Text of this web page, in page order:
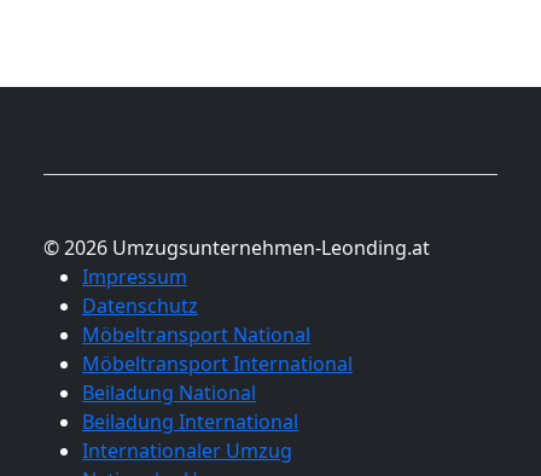
© 2026 Umzugsunternehmen-Leonding.at
Impressum
Datenschutz
Möbeltransport National
Möbeltransport International
Beiladung National
Beiladung International
Internationaler Umzug